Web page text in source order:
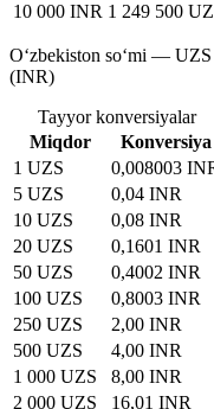
10 000 INR 1 249 500
O‘zbekiston so‘mi —
(INR)
Tayyor konversiyalar
Miqdor
Konversiya
1 UZS
0,008003
5 UZS
0,04 INR
10 UZS
0,08 INR
20 UZS
0,1601 INR
50 UZS
0,4002 INR
100 UZS
0,8003 INR
250 UZS
2,00 INR
500 UZS
4,00 INR
1 000 UZS
8,00 INR
2 000 UZS
16,01 INR